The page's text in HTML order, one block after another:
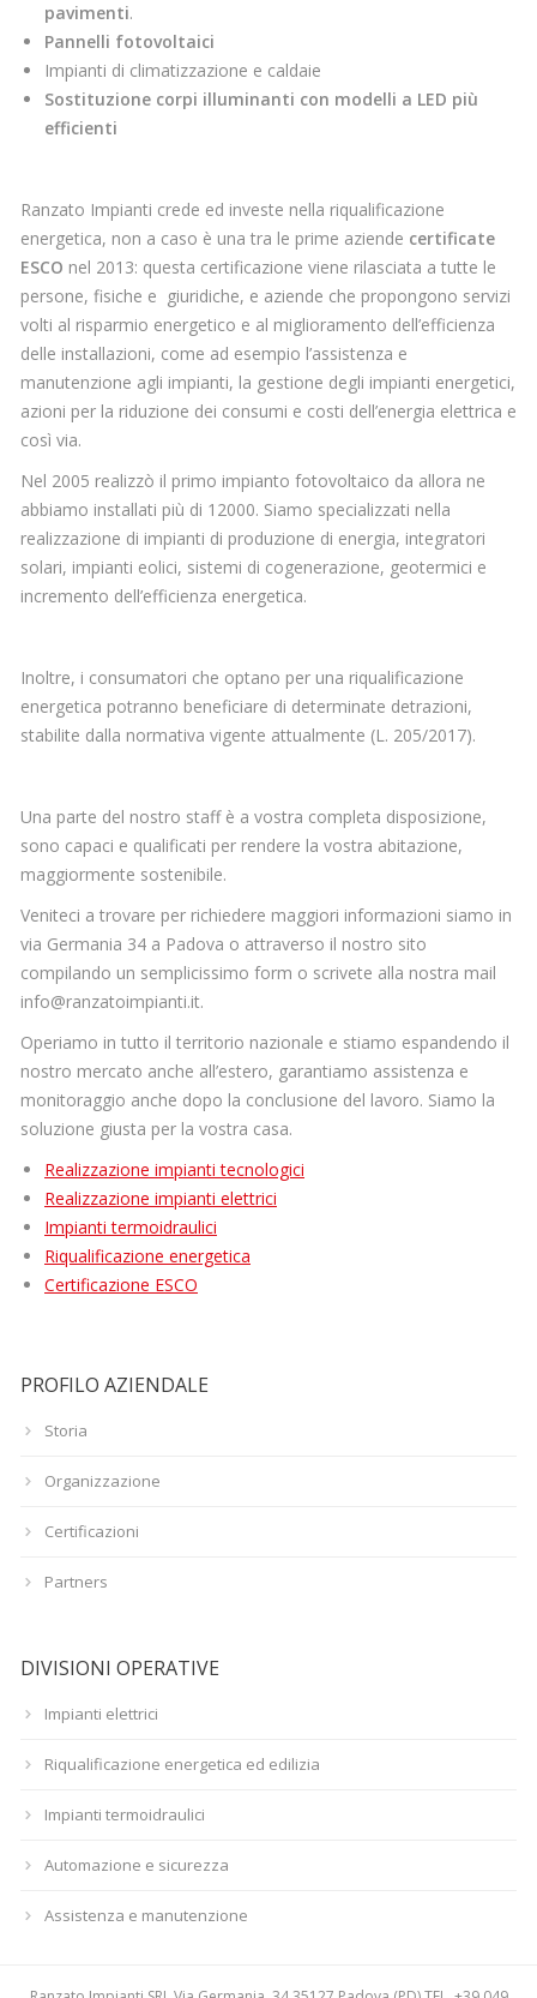
pavimenti.
Pannelli fotovoltaici
Impianti di climatizzazione e caldaie
Sostituzione corpi illuminanti con modelli a LED più
efficienti
Ranzato Impianti crede ed investe nella riqualificazione
energetica, non a caso è una tra le prime aziende certificate
ESCO nel 2013: questa certificazione viene rilasciata a tutte le
persone, fisiche e giuridiche, e aziende che propongono servizi
volti al risparmio energetico e al miglioramento dell’efficienza
delle installazioni, come ad esempio l’assistenza e
manutenzione agli impianti, la gestione degli impianti energetici,
azioni per la riduzione dei consumi e costi dell’energia elettrica e
così via.
Nel 2005 realizzò il primo impianto fotovoltaico da allora ne
abbiamo installati più di 12000. Siamo specializzati nella
realizzazione di impianti di produzione di energia, integratori
solari, impianti eolici, sistemi di cogenerazione, geotermici e
incremento dell’efficienza energetica.
Inoltre, i consumatori che optano per una riqualificazione
energetica potranno beneficiare di determinate detrazioni,
stabilite dalla normativa vigente attualmente (L. 205/2017).
Una parte del nostro staff è a vostra completa disposizione,
sono capaci e qualificati per rendere la vostra abitazione,
maggiormente sostenibile.
Veniteci a trovare per richiedere maggiori informazioni siamo in
via Germania 34 a Padova o attraverso il nostro sito
compilando un semplicissimo form o scrivete alla nostra mail
info@ranzatoimpianti.it.
Operiamo in tutto il territorio nazionale e stiamo espandendo il
nostro mercato anche all’estero, garantiamo assistenza e
monitoraggio anche dopo la conclusione del lavoro. Siamo la
soluzione giusta per la vostra casa.
Realizzazione impianti tecnologici
Realizzazione impianti elettrici
Impianti termoidraulici
Riqualificazione energetica
Certificazione ESCO
PROFILO AZIENDALE
Storia
Organizzazione
Certificazioni
Partners
DIVISIONI OPERATIVE
Impianti elettrici
Riqualificazione energetica ed edilizia
Impianti termoidraulici
Automazione e sicurezza
Assistenza e manutenzione